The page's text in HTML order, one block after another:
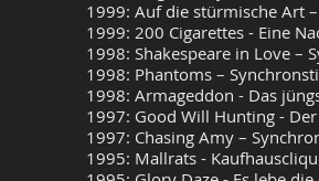
1999: Auf die stürmische Art
1999: 200 Cigarettes - Eine
1998: Shakespeare in Love –
1998: Phantoms –
1998: Armageddon - Das
1997: Good Will Hunting -
1997: Chasing Amy –
1995: Mallrats -